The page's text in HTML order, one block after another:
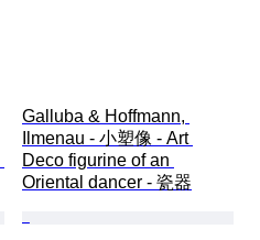
Galluba & Hoffmann,
Ilmenau - 小塑像 - Art
Deco figurine of an
Oriental dancer - 瓷器